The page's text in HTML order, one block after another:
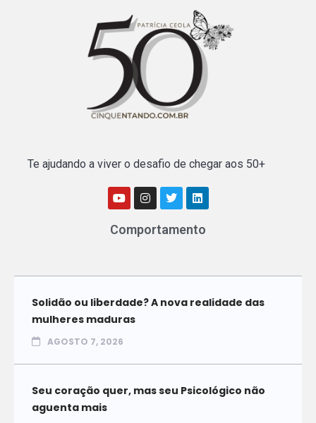
Te ajudando a viver o desafio de chegar aos 50+
Comportamento
Solidão ou liberdade? A nova realidade das
mulheres maduras
AGOSTO 7, 2026
Seu coração quer, mas seu Psicológico não
aguenta mais